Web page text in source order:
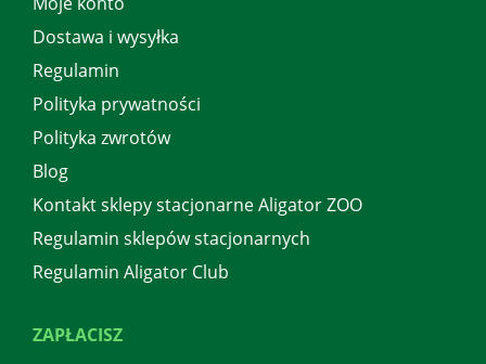
Dostawa i wysyłka
Regulamin
Polityka prywatności
Polityka zwrotów
Blog
Kontakt sklepy stacjonarne Aligator ZOO
Regulamin sklepów stacjonarnych
Regulamin Aligator Club
ZAPŁACISZ